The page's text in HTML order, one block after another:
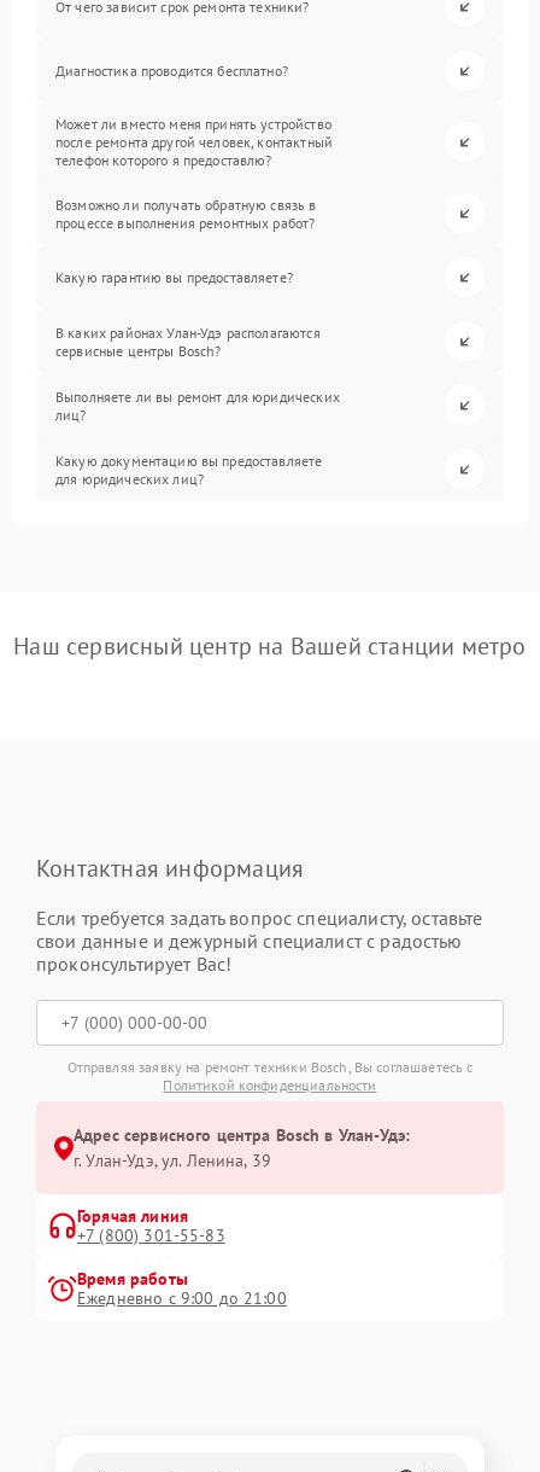
От чего зависит срок ремонта техники?
Диагностика проводится бесплатно?
Может ли вместо меня принять устройство
после ремонта другой человек, контактный
телефон которого я предоставлю?
Возможно ли получать обратную связь в
процессе выполнения ремонтных работ?
Какую гарантию вы предоставляете?
В каких районах Улан-Удэ располагаются
сервисные центры Bosch?
Выполняете ли вы ремонт для юридических
лиц?
Какую документацию вы предоставляете
для юридических лиц?
Наш сервисный центр на Вашей станции метро
Контактная информация
Если требуется задать вопрос специалисту, оставьте
свои данные и дежурный специалист с радостью
проконсультирует Вас!
Отправляя заявку на ремонт техники Bosch, Вы соглашаетесь с
Политикой конфиденциальности
Адрес сервисного центра Bosch в Улан-Удэ:
г. Улан-Удэ, ул. Ленина, 39
Горячая линия
+7 (800) 301-55-83
Время работы
Ежедневно с 9:00 до 21:00